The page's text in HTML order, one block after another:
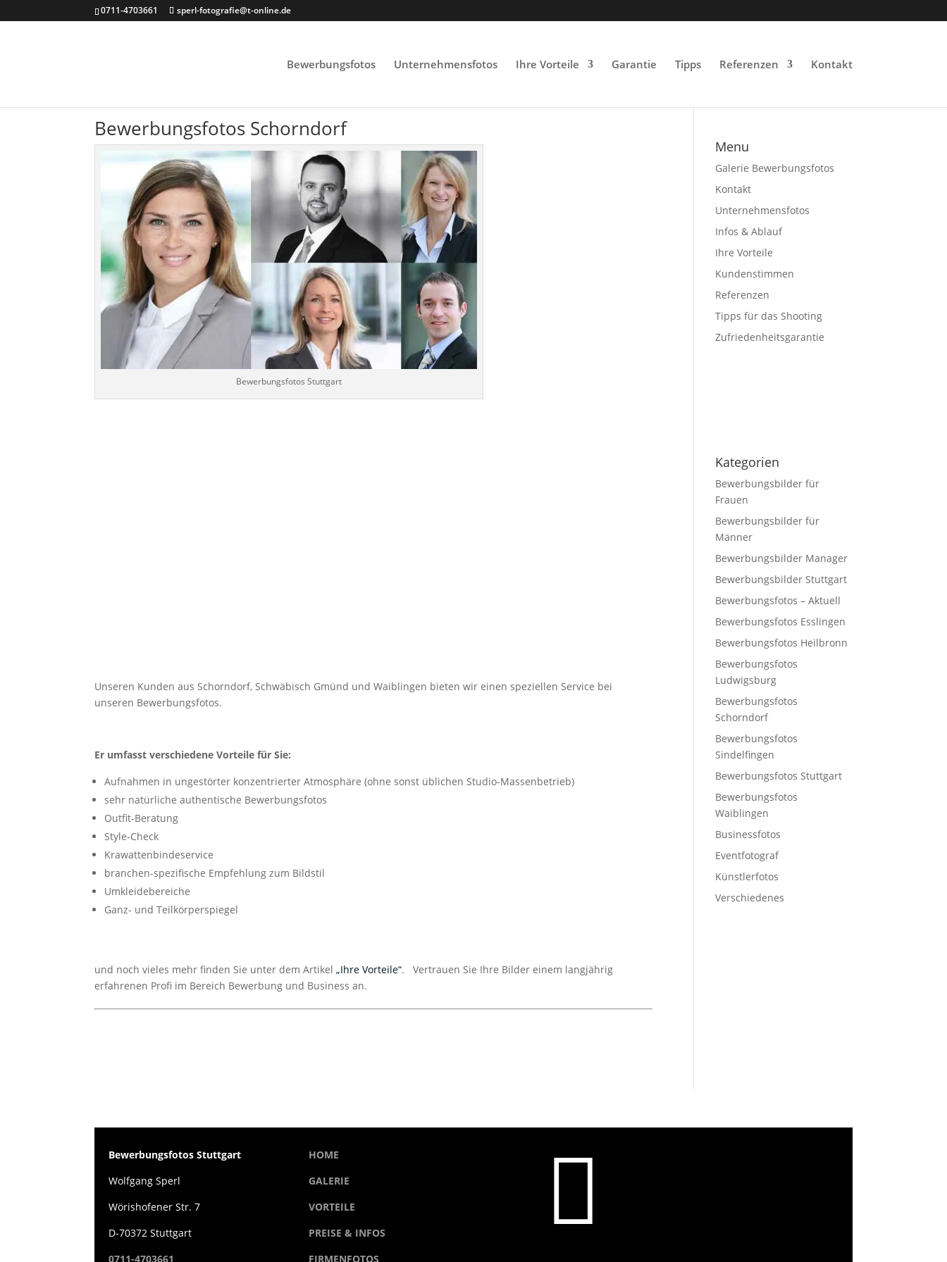
0711-4703661 sperl-fotografie@t-online.de
Bewerbungsfotos Unternehmensfotos Ihre Vorteile Garantie Tipps Referenzen Kontakt
Bewerbungsfotos Schorndorf
Bewerbungsfotos Stuttgart
Unseren Kunden aus Schorndorf, Schwäbisch Gmünd und Waiblingen bieten wir einen speziellen Service bei
unseren Bewerbungsfotos.
Er umfasst verschiedene Vorteile für Sie:
Aufnahmen in ungestörter konzentrierter Atmosphäre (ohne sonst üblichen Studio-Massenbetrieb)
sehr natürliche authentische Bewerbungsfotos
Outfit-Beratung
Style-Check
Krawattenbindeservice
branchen-spezifische Empfehlung zum Bildstil
Umkleidebereiche
Ganz- und Teilkörperspiegel
und noch vieles mehr finden Sie unter dem Artikel„Ihre Vorteile“. Vertrauen Sie Ihre Bilder einem langjährig
erfahrenen Profi im Bereich Bewerbung und Business an.
Menu
Galerie Bewerbungsfotos
Kontakt
Unternehmensfotos
Infos & Ablauf
Ihre Vorteile
Kundenstimmen
Referenzen
Tipps für das Shooting
Zufriedenheitsgarantie
Kategorien
Bewerbungsbilder für
Frauen
Bewerbungsbilder für
Männer
Bewerbungsbilder Manager
Bewerbungsbilder Stuttgart
Bewerbungsfotos – Aktuell
Bewerbungsfotos Esslingen
Bewerbungsfotos Heilbronn
Bewerbungsfotos
Ludwigsburg
Bewerbungsfotos
Schorndorf
Bewerbungsfotos
Sindelfingen
Bewerbungsfotos Stuttgart
Bewerbungsfotos
Waiblingen
Businessfotos
Eventfotograf
Künstlerfotos
Verschiedenes
Bewerbungsfotos Stuttgart
Wolfgang Sperl
Wörishofener Str. 7
D-70372 Stuttgart
0711-4703661
HOME
GALERIE
VORTEILE
PREISE & INFOS
FIRMENFOTOS
